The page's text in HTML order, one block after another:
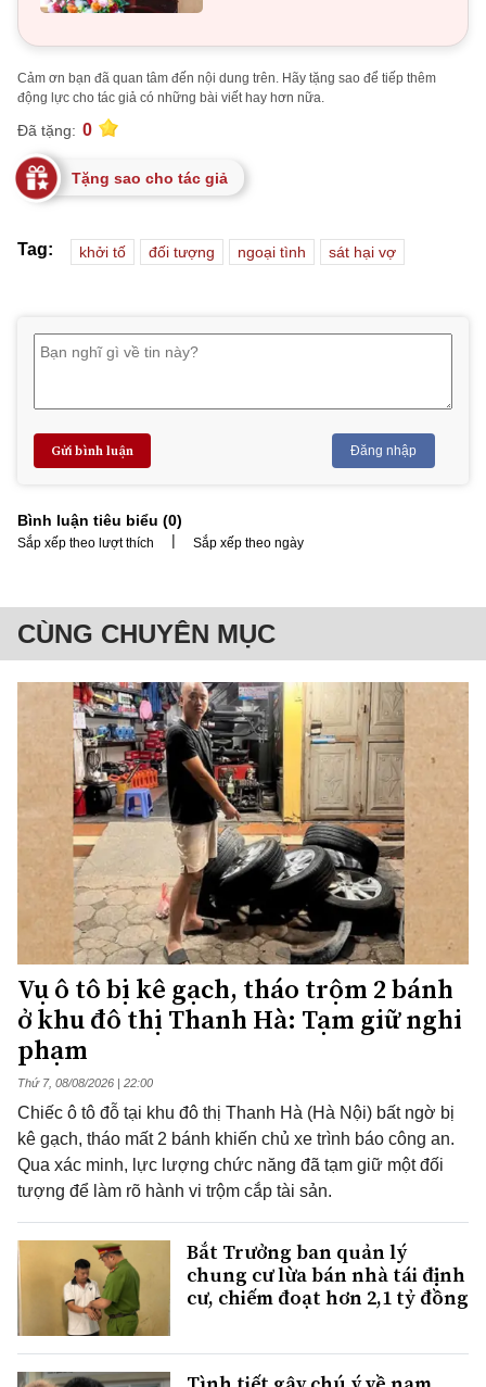
Cảm ơn bạn đã quan tâm đến nội dung trên. Hãy tặng sao để tiếp thêm
động lực cho tác giả có những bài viết hay hơn nữa.
Đã tặng: 0
Tặng sao cho tác giả
Tag: khởi tố đối tượng ngoại tình sát hại vợ
Gửi bình luận Đăng nhập
Bình luận tiêu biểu (0)
Sắp xếp theo lượt thích | Sắp xếp theo ngày
CÙNG CHUYÊN MỤC
Vụ ô tô bị kê gạch, tháo trộm 2 bánh
ở khu đô thị Thanh Hà: Tạm giữ nghi
phạm
Thứ 7, 08/08/2026 | 22:00
Chiếc ô tô đỗ tại khu đô thị Thanh Hà (Hà Nội) bất ngờ bị
kê gạch, tháo mất 2 bánh khiến chủ xe trình báo công an.
Qua xác minh, lực lượng chức năng đã tạm giữ một đối
tượng để làm rõ hành vi trộm cắp tài sản.
Bắt Trưởng ban quản lý
chung cư lừa bán nhà tái định
cư, chiếm đoạt hơn 2,1 tỷ đồng